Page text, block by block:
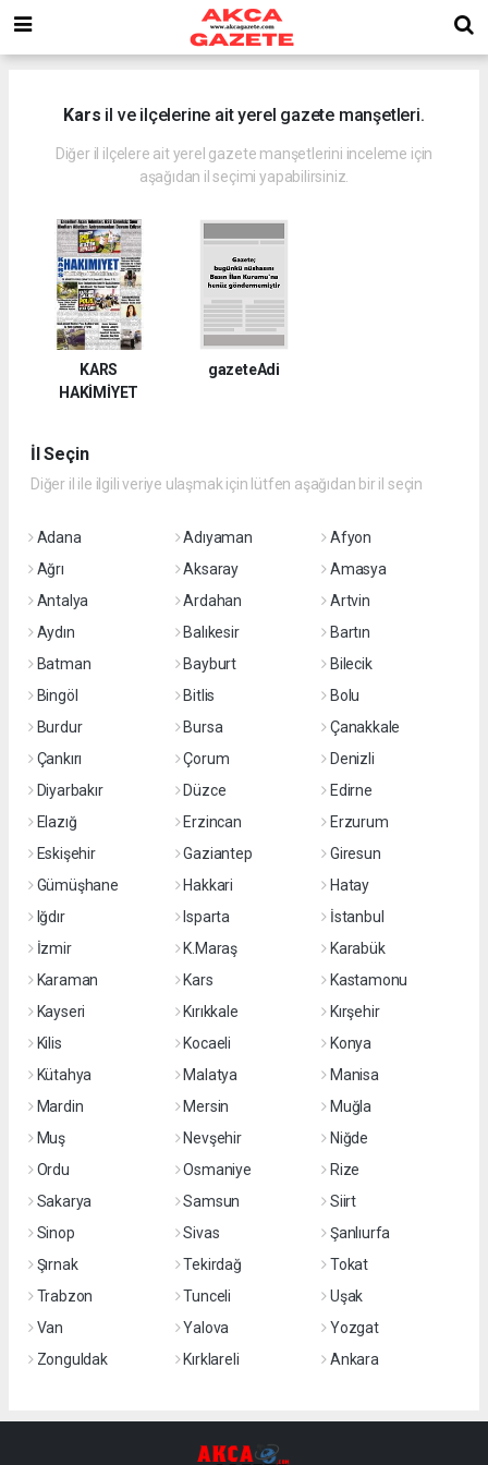
Kars il ve ilçelerine ait yerel gazete manşetleri.
Diğer il ilçelere ait yerel gazete manşetlerini inceleme için
aşağıdan il seçimi yapabilirsiniz.
KARS
HAKİMİYET
gazeteAdi
İl Seçin
Diğer il ile ilgili veriye ulaşmak için lütfen aşağıdan bir il seçin
Adana Adıyaman
Afyon
Ağrı
Aksaray
Amasya
Antalya
Ardahan
Artvin
Aydın
Balıkesir
Bartın
Batman
Bayburt
Bilecik
Bingöl
Bitlis
Bolu
Burdur
Bursa
Çanakkale
Çankırı
Çorum
Denizli
Diyarbakır
Düzce
Edirne
Elazığ
Erzincan
Erzurum
Eskişehir
Gaziantep
Giresun
Gümüşhane
Hakkari
Hatay
Iğdır
Isparta
İstanbul
İzmir
K.Maraş
Karabük
Karaman
Kars
Kastamonu
Kayseri
Kırıkkale
Kırşehir
Kilis
Kocaeli
Konya
Kütahya
Malatya
Manisa
Mardin
Mersin
Muğla
Muş
Nevşehir
Niğde
Ordu
Osmaniye
Rize
Sakarya
Samsun
Siirt
Sinop
Sivas
Şanlıurfa
Şırnak
Tekirdağ
Tokat
Trabzon
Tunceli
Uşak
Van
Yalova
Yozgat
Zonguldak
Kırklareli Ankara